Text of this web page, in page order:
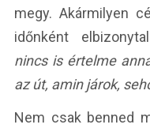
megy. Akármilyen
időnként
nincs is értelme
az út, amin járok,
Nem csak benned